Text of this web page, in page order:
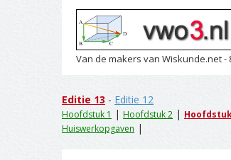
Van de makers van Wiskunde.net -
Editie 13 - Editie 12
Hoofdstuk 1 | Hoofdstuk 2 |
Huiswerkopgaven |